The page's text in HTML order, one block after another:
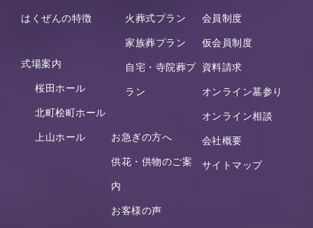
はくぜんの特徴
式場案内
桜田ホール
北町桧町ホール
上山ホール
火葬式プラン
家族葬プラン
自宅・寺院葬プ
ラン
お急ぎの方へ
供花・供物のご案
内
お客様の声
会員制度
仮会員制度
資料請求
オンライン墓参り
オンライン相談
会社概要
サイトマップ